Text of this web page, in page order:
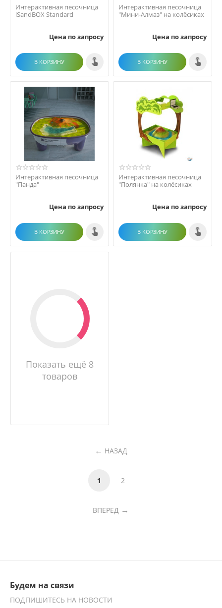
Интерактивная песочница
iSandBOX Standard
Цена по запросу
В КОРЗИНУ
Интерактивная песочница
"Мини-Алмаз" на колёсиках
Цена по запросу
В КОРЗИНУ
Интерактивная песочница
"Панда"
Цена по запросу
В КОРЗИНУ
Интерактивная песочница
"Полянка" на колёсиках
Цена по запросу
В КОРЗИНУ
Показать ещё 8
товаров
НАЗАД
1 2
ВПЕРЕД
Будем на связи
ПОДПИШИТЕСЬ НА НОВОСТИ